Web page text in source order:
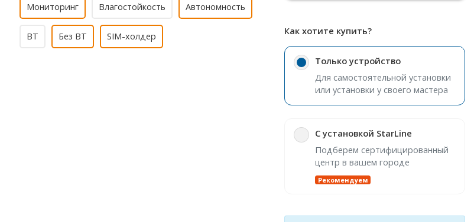
Мониторинг Влагостойкость Автономность
BT Без BT SIM-холдер Как хотите купить?
Только устройство
Для самостоятельной установки
или установки у своего мастера
С установкой StarLine
Подберем сертифицированный
центр в вашем городе
Рекомендуем